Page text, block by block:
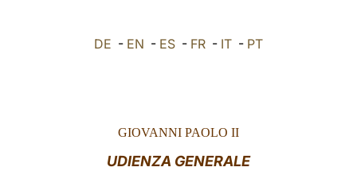
DE - EN - ES - FR - IT - PT
GIOVANNI PAOLO II
UDIENZA GENERALE